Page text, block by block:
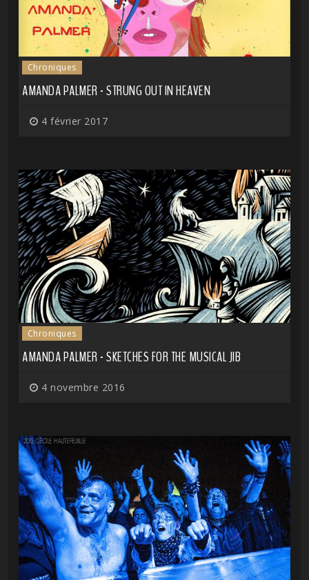
Chroniques
AMANDA PALMER - STRUNG OUT IN HEAVEN
4 février 2017
Chroniques
AMANDA PALMER - SKETCHES FOR THE MUSICAL JIB
4 novembre 2016